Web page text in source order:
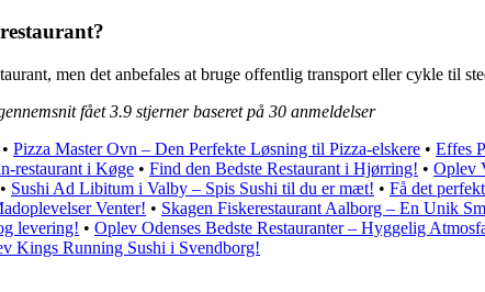
men det anbefales at bruge offentlig transport eller cykle til
fået3.9 stjerner baseret på 30 anmeldelser
• Pizza Master Ovn – Den Perfekte Løsning til Pizza-elskere • Effes
restaurant i Køge • Find den Bedste Restaurant i Hjørring! • Oplev
• Sushi Ad Libitum i Valby – Spis Sushi til du er mæt! • Få det
Venter! • Skagen Fiskerestaurant Aalborg – En Unik
levering! • Oplev Odenses Bedste Restauranter – Hyggelig
Kings Running Sushi i Svendborg!